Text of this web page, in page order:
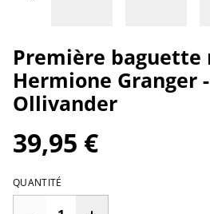
Première baguette
Hermione Granger
Ollivander
39,95 €
QUANTITÉ